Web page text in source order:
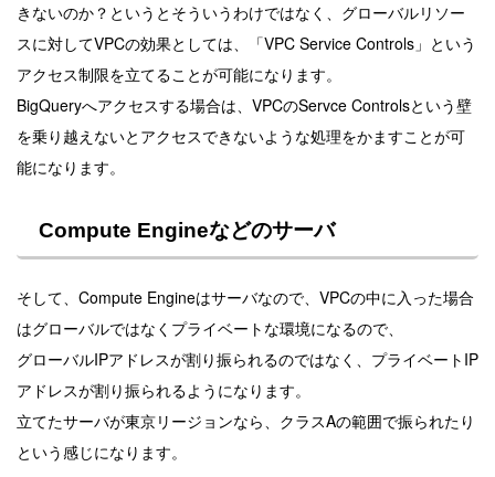
きないのか？というとそういうわけではなく、グローバルリソー
スに対してVPCの効果としては、「VPC Service Controls」という
アクセス制限を立てることが可能になります。
BigQueryへアクセスする場合は、VPCのServce Controlsという壁
を乗り越えないとアクセスできないような処理をかますことが可
能になります。
Compute Engineなどのサーバ
そして、Compute Engineはサーバなので、VPCの中に入った場合
はグローバルではなくプライベートな環境になるので、
グローバルIPアドレスが割り振られるのではなく、プライベートIP
アドレスが割り振られるようになります。
立てたサーバが東京リージョンなら、クラスAの範囲で振られたり
という感じになります。